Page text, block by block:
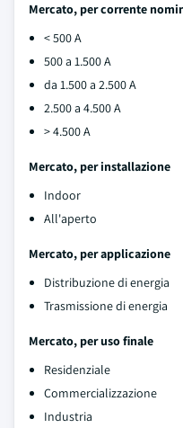
Mercato, per corrente
< 500 A
500 a 1.500 A
da 1.500 a 2.500 A
2.500 a 4.500 A
> 4.500 A
Mercato, per installazione
Indoor
All'aperto
Mercato, per applicazione
Distribuzione di energia
Trasmissione di energia
Mercato, per uso finale
Residenziale
Commercializzazione
Industria